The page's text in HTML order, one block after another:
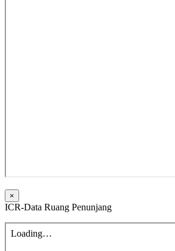
×
ICR-Data Ruang Penunjang